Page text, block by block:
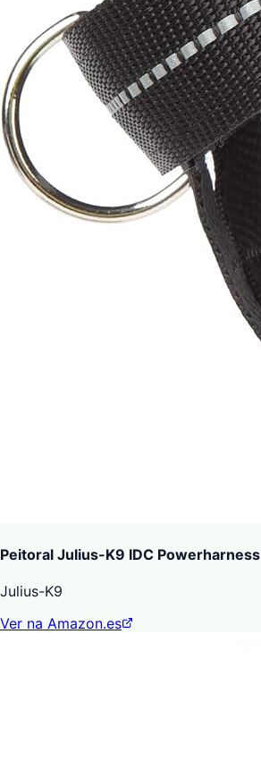
Peitoral Julius-K9 IDC Powerharness
Julius-K9
Ver na Amazon.es